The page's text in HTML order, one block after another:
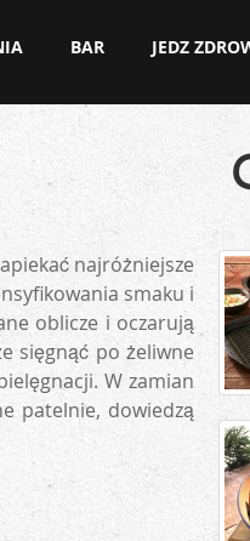
BAR JEDZ
najróżniejsze
smaku i
oblicze i oczarują
sięgnąć po żeliwne
W zamian
patelnie, dowiedzą